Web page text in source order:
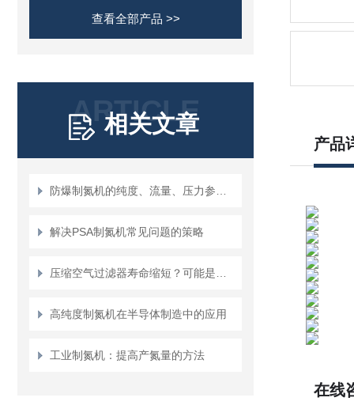
查看全部产品 >>
ARTICLE
相关文章
解决PSA制氮机常见问题的策略
高纯度制氮机在半导体制造中的应用
工业制氮机：提高产氮量的方法
产品
在线